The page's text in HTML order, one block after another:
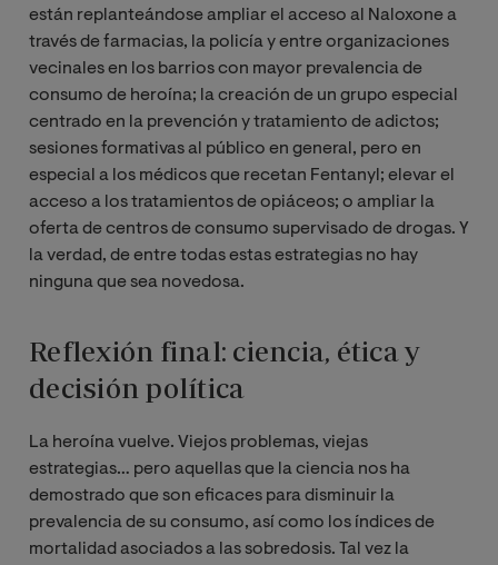
están replanteándose ampliar el acceso al Naloxone a
través de farmacias, la policía y entre organizaciones
vecinales en los barrios con mayor prevalencia de
consumo de heroína; la creación de un grupo especial
centrado en la prevención y tratamiento de adictos;
sesiones formativas al público en general, pero en
especial a los médicos que recetan Fentanyl; elevar el
acceso a los tratamientos de opiáceos; o ampliar la
oferta de centros de consumo supervisado de drogas. Y
la verdad, de entre todas estas estrategias no hay
ninguna que sea novedosa.
Reflexión final: ciencia, ética y
decisión política
La heroína vuelve. Viejos problemas, viejas
estrategias… pero aquellas que la ciencia nos ha
demostrado que son eficaces para disminuir la
prevalencia de su consumo, así como los índices de
mortalidad asociados a las sobredosis. Tal vez la